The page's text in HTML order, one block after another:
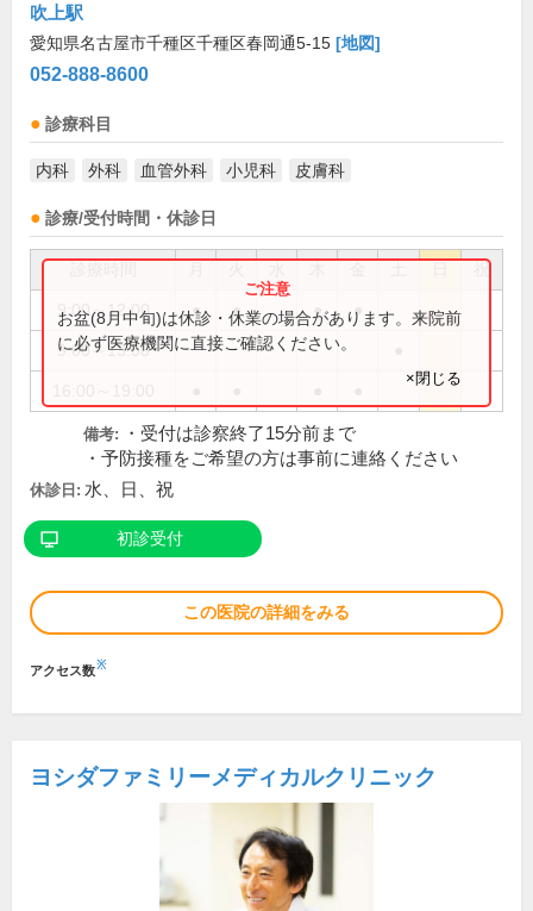
吹上駅
愛知県名古屋市千種区千種区春岡通5-15 [地図]
052-888-8600
診療科目
内科 外科 血管外科 小児科 皮膚科
診療/受付時間・休診日
祝
9:00～12:00 ● ● ● ●
9:00～13:00
お盆(8月中旬)は休診・休業の場合があります。来院前
に必ず医療機関に直接ご確認ください。
×閉じる
備考:
・受付は診察終了15分前まで
・予防接種をご希望の方は事前に連絡ください
休診日: 水、日、祝
初診受付
この医院の詳細をみる
アクセス数※
ヨシダファミリーメディカルクリニック